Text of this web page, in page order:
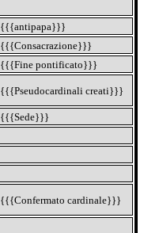
{{{antipapa}}}
{{{Consacrazione}}}
{{{Fine pontificato}}}
{{{Pseudocardinali creati}}}
{{{Sede}}}
{{{Confermato cardinale}}}